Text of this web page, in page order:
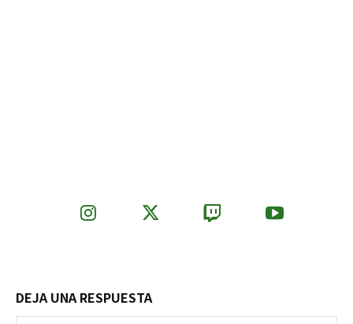
DEJA UNA RESPUESTA